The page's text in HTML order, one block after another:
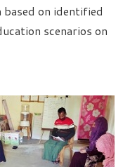
based on identified
scenarios on